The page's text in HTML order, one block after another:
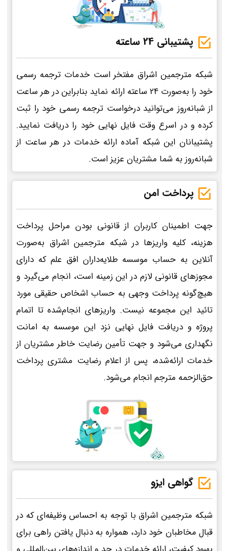
پشتیبانی 24 ساعته
شبکه مترجمین اشراق مفتخر است خدمات ترجمه رسمی
خود را به‌صورت 24 ساعته ارائه نماید بنابراین در هر ساعت
از شبانه‌روز می‌توانید درخواست ترجمه رسمی خود را ثبت
کرده و در اسرع وقت فایل نهایی خود را دریافت نمایید.
پشتیبانان این شبکه آماده ارائه خدمات در هر ساعت از
شبانه‌روز به شما مشتریان عزیز است.
پرداخت امن
جهت اطمینان کاربران از قانونی بودن مراحل پرداخت
هزینه، کلیه واریزها در شبکه مترجمین اشراق به‌صورت
آنلاین به حساب موسسه طلایه‌داران افق علم که دارای
مجوزهای قانونی لازم در این زمینه است، انجام می‌گیرد و
هیچ‌گونه پرداخت وجهی به حساب اشخاص حقیقی مورد
تائید این مجموعه نیست. واریزهای انجام‌شده تا اتمام
پروژه و دریافت فایل نهایی نزد این موسسه به امانت
نگهداری می‌شود و جهت تأمین رضایت خاطر مشتریان از
خدمات ارائه‌شده، پس از اعلام رضایت مشتری پرداخت
حق‌الزحمه مترجم انجام می‌شود.
گواهی ایزو
شبکه مترجمین اشراق با توجه به احساس وظیفه‌ای که در
قبال مخاطبان خود دارد، همواره به دنبال یافتن راهی برای